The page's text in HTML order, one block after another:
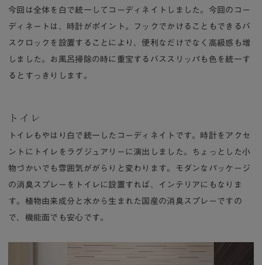
今回は全体を白で統一してコーディネイトしました。今回のコー
ディネートは、時計がポイント。フックでかけることもできるバ
スクロックを設置することにより、便利なだけでなく高級感も増
しました。お風呂掃除の時に重宝するバススリッパも色を統一す
るとすっきりします。
トイレ
トイレもやはり白で統一したコーディネイトです。時計をアクセ
ントにトイレをラグジュアリーに演出しました。ちょっとした小
物づかいでも雰囲気ががらりと変わります。モダンなパッケージ
の消臭スプレーをトイレに設置すれば、インテリアにもなりま
す。植物由来成分と水から生まれた国産の消臭スプレーですの
で、機能面でも安心です。